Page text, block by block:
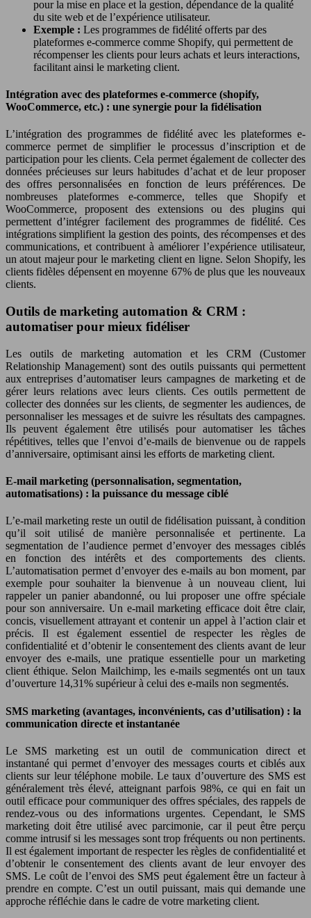
pour la mise en place et la gestion, dépendance de la qualité
du site web et de l’expérience utilisateur.
Exemple : Les programmes de fidélité offerts par des
plateformes e-commerce comme Shopify, qui permettent de
récompenser les clients pour leurs achats et leurs interactions,
facilitant ainsi le marketing client.
Intégration avec des plateformes e-commerce (shopify,
WooCommerce, etc.) : une synergie pour la fidélisation
L’intégration des programmes de fidélité avec les plateformes e-
commerce permet de simplifier le processus d’inscription et de
participation pour les clients. Cela permet également de collecter des
données précieuses sur leurs habitudes d’achat et de leur proposer
des offres personnalisées en fonction de leurs préférences. De
nombreuses plateformes e-commerce, telles que Shopify et
WooCommerce, proposent des extensions ou des plugins qui
permettent d’intégrer facilement des programmes de fidélité. Ces
intégrations simplifient la gestion des points, des récompenses et des
communications, et contribuent à améliorer l’expérience utilisateur,
un atout majeur pour le marketing client en ligne. Selon Shopify, les
clients fidèles dépensent en moyenne 67% de plus que les nouveaux
clients.
Outils de marketing automation & CRM :
automatiser pour mieux fidéliser
Les outils de marketing automation et les CRM (Customer
Relationship Management) sont des outils puissants qui permettent
aux entreprises d’automatiser leurs campagnes de marketing et de
gérer leurs relations avec leurs clients. Ces outils permettent de
collecter des données sur les clients, de segmenter les audiences, de
personnaliser les messages et de suivre les résultats des campagnes.
Ils peuvent également être utilisés pour automatiser les tâches
répétitives, telles que l’envoi d’e-mails de bienvenue ou de rappels
d’anniversaire, optimisant ainsi les efforts de marketing client.
E-mail marketing (personnalisation, segmentation,
automatisations) : la puissance du message ciblé
L’e-mail marketing reste un outil de fidélisation puissant, à condition
qu’il soit utilisé de manière personnalisée et pertinente. La
segmentation de l’audience permet d’envoyer des messages ciblés
en fonction des intérêts et des comportements des clients.
L’automatisation permet d’envoyer des e-mails au bon moment, par
exemple pour souhaiter la bienvenue à un nouveau client, lui
rappeler un panier abandonné, ou lui proposer une offre spéciale
pour son anniversaire. Un e-mail marketing efficace doit être clair,
concis, visuellement attrayant et contenir un appel à l’action clair et
précis. Il est également essentiel de respecter les règles de
confidentialité et d’obtenir le consentement des clients avant de leur
envoyer des e-mails, une pratique essentielle pour un marketing
client éthique. Selon Mailchimp, les e-mails segmentés ont un taux
d’ouverture 14,31% supérieur à celui des e-mails non segmentés.
SMS marketing (avantages, inconvénients, cas d’utilisation) : la
communication directe et instantanée
Le SMS marketing est un outil de communication direct et
instantané qui permet d’envoyer des messages courts et ciblés aux
clients sur leur téléphone mobile. Le taux d’ouverture des SMS est
généralement très élevé, atteignant parfois 98%, ce qui en fait un
outil efficace pour communiquer des offres spéciales, des rappels de
rendez-vous ou des informations urgentes. Cependant, le SMS
marketing doit être utilisé avec parcimonie, car il peut être perçu
comme intrusif si les messages sont trop fréquents ou non pertinents.
Il est également important de respecter les règles de confidentialité et
d’obtenir le consentement des clients avant de leur envoyer des
SMS. Le coût de l’envoi des SMS peut également être un facteur à
prendre en compte. C’est un outil puissant, mais qui demande une
approche réfléchie dans le cadre de votre marketing client.